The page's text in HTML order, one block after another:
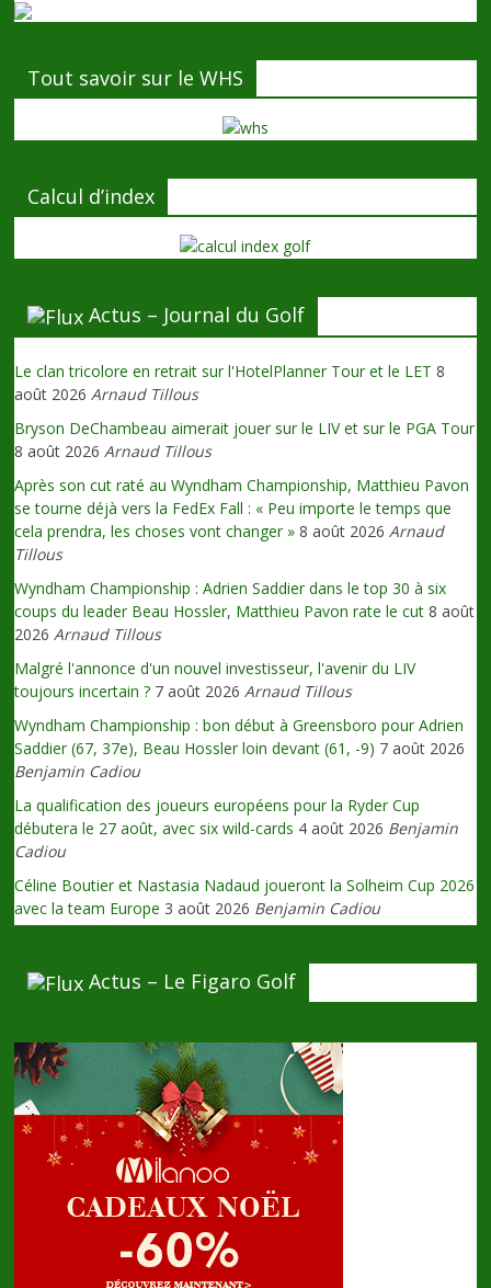
Tout savoir sur le WHS
Calcul d’index
Actus – Journal du Golf
Le clan tricolore en retrait sur l'HotelPlanner Tour et le LET 8
août 2026 Arnaud Tillous
Bryson DeChambeau aimerait jouer sur le LIV et sur le PGA Tour
8 août 2026 Arnaud Tillous
Après son cut raté au Wyndham Championship, Matthieu Pavon
se tourne déjà vers la FedEx Fall : « Peu importe le temps que
cela prendra, les choses vont changer » 8 août 2026 Arnaud
Tillous
Wyndham Championship : Adrien Saddier dans le top 30 à six
coups du leader Beau Hossler, Matthieu Pavon rate le cut 8 août
2026 Arnaud Tillous
Malgré l'annonce d'un nouvel investisseur, l'avenir du LIV
toujours incertain ? 7 août 2026 Arnaud Tillous
Wyndham Championship : bon début à Greensboro pour Adrien
Saddier (67, 37e), Beau Hossler loin devant (61, -9) 7 août 2026
Benjamin Cadiou
La qualification des joueurs européens pour la Ryder Cup
débutera le 27 août, avec six wild-cards 4 août 2026 Benjamin
Cadiou
Céline Boutier et Nastasia Nadaud joueront la Solheim Cup 2026
avec la team Europe 3 août 2026 Benjamin Cadiou
Actus – Le Figaro Golf